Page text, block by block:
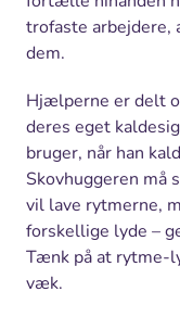
trofaste arbejdere,
dem.
Hjælperne er delt
deres eget
bruger, når han
Skovhuggeren må
vil lave rytmerne,
forskellige lyde –
Tænk på at rytme-
væk.